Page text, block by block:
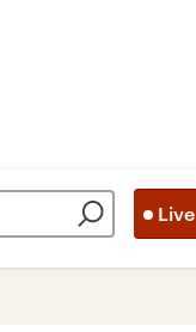
Live